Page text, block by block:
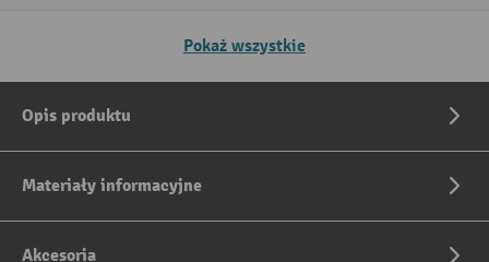
Pokaż wszystkie
Opis produktu
Materiały informacyjne
Akcesoria